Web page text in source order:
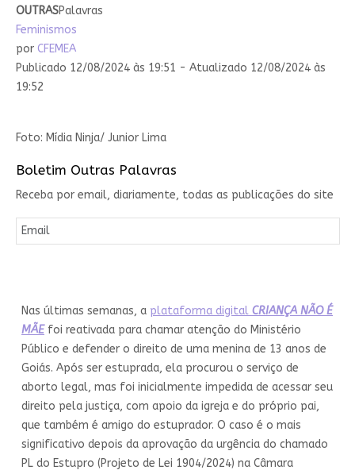
OUTRASPalavras
Feminismos
por CFEMEA
Publicado 12/08/2024 às 19:51 - Atualizado 12/08/2024 às
19:52
Foto: Mídia Ninja/ Junior Lima
Boletim Outras Palavras
Receba por email, diariamente, todas as publicações do site
Nas últimas semanas, a plataforma digital CRIANÇA NÃO É
MÃEfoi reativada para chamar atenção do Ministério
Público e defender o direito de uma menina de 13 anos de
Goiás. Após ser estuprada, ela procurou o serviço de
aborto legal, mas foi inicialmente impedida de acessar seu
direito pela justiça, com apoio da igreja e do próprio pai,
que também é amigo do estuprador. O caso é o mais
significativo depois da aprovação da urgência do chamado
PL do Estupro (Projeto de Lei 1904/2024) na Câmara